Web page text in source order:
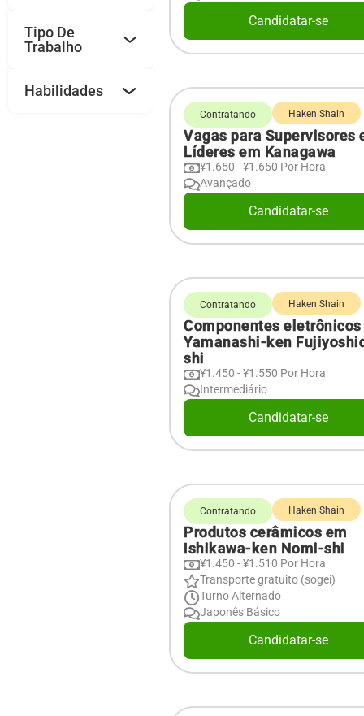
Tipo De
Trabalho
Habilidades
Candidatar-se
Contratando Haken Shain
Vagas para Supervisores
Líderes em Kanagawa
¥1.650 - ¥1.650 Por Hora
Avançado
Candidatar-se
Contratando Haken Shain
Componentes
Yamanashi-ken
shi
¥1.450 - ¥1.550 Por Hora
Intermediário
Candidatar-se
Contratando Haken Shain
Produtos cerâmicos em
Ishikawa-ken Nomi-shi
¥1.450 - ¥1.510 Por Hora
Transporte gratuito (sogei)
Turno Alternado
Japonês Básico
Candidatar-se